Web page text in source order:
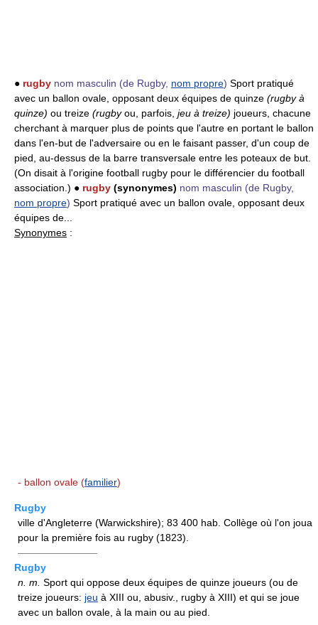
● rugby nom masculin (de Rugby, nom propre) Sport pratiqué
avec un ballon ovale, opposant deux équipes de quinze (rugby à
quinze) ou treize (rugbyou, parfois, jeu à treize) joueurs, chacune
cherchant à marquer plus de points que l'autre en portant le ballon
dans l'en-but de l'adversaire ou en le faisant passer, d'un coup de
pied, au-dessus de la barre transversale entre les poteaux de but.
(On disait à l'origine football rugby pour le différencier du football
association.) ● rugby (synonymes) nom masculin (de Rugby,
nom propre) Sport pratiqué avec un ballon ovale, opposant deux
équipes de...
Synonymes :
- ballon ovale (familier)
Rugby
ville d'Angleterre (Warwickshire); 83 400 hab. Collège où l'on joua
pour la première fois au rugby (1823).
————————
Rugby
n. m. Sport qui oppose deux équipes de quinze joueurs (ou de
treize joueurs: jeu à XIII ou, abusiv., rugby à XIII) et qui se joue
avec un ballon ovale, à la main ou au pied.